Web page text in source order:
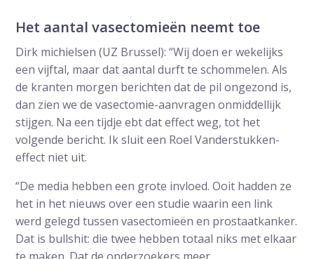
Het aantal vasectomieën neemt toe
Dirk michielsen (UZ Brussel): “Wij doen er wekelijks
een vijftal, maar dat aantal durft te schommelen. Als
de kranten morgen berichten dat de pil ongezond is,
dan zien we de vasectomie-aanvragen onmiddellijk
stijgen. Na een tijdje ebt dat effect weg, tot het
volgende bericht. Ik sluit een Roel Vanderstukken-
effect niet uit.
“De media hebben een grote invloed. Ooit hadden ze
het in het nieuws over een studie waarin een link
werd gelegd tussen vasectomieën en prostaatkanker.
Dat is bullshit: die twee hebben totaal niks met elkaar